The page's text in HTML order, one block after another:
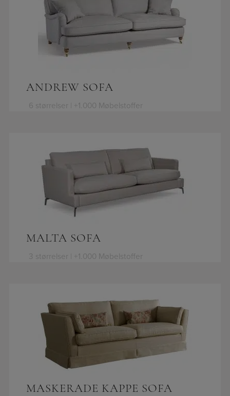
ANDREW SOFA
6 størrelser | +1.000 Møbelstoffer
MALTA SOFA
3 størrelser | +1.000 Møbelstoffer
MASKERADE KAPPE SOFA